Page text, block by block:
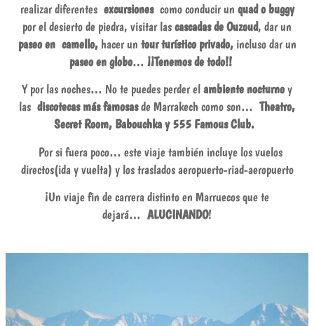
realizar diferentes excursionescomo conducir un quad o buggy
por el desierto de piedra, visitar lascascadas de Ouzoud, dar un
paseo en camello, hacer un tour turístico privado, incluso dar un
paseo en globo… ¡¡Tenemos de todo!!
Y por las noches… No te puedes perder elambiente nocturnoy
las discotecas más famosasde Marrakech como son… Theatro,
Secret Room, Babouchka y 555 Famous Club.
Por si fuera poco… este viaje también incluye los vuelos
directos(ida y vuelta) y los traslados aeropuerto-riad-aeropuerto
¡Un viaje fin de carrera distinto en Marruecos que te
dejará… ALUCINANDO!